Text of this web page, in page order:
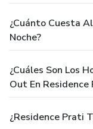
¿Cuánto Cuesta
Noche?
¿Cuáles Son Los
Out En Residence
¿Residence Prati